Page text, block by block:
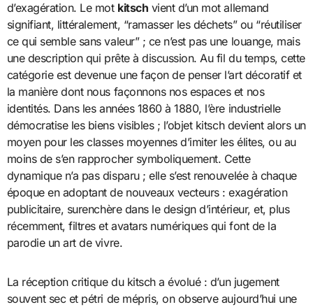
d’exagération. Le mot kitsch vient d’un mot allemand
signifiant, littéralement, “ramasser les déchets” ou “réutiliser
ce qui semble sans valeur” ; ce n’est pas une louange, mais
une description qui prête à discussion. Au fil du temps, cette
catégorie est devenue une façon de penser l’art décoratif et
la manière dont nous façonnons nos espaces et nos
identités. Dans les années 1860 à 1880, l’ère industrielle
démocratise les biens visibles ; l’objet kitsch devient alors un
moyen pour les classes moyennes d’imiter les élites, ou au
moins de s’en rapprocher symboliquement. Cette
dynamique n’a pas disparu ; elle s’est renouvelée à chaque
époque en adoptant de nouveaux vecteurs : exagération
publicitaire, surenchère dans le design d’intérieur, et, plus
récemment, filtres et avatars numériques qui font de la
parodie un art de vivre.
La réception critique du kitsch a évolué : d’un jugement
souvent sec et pétri de mépris, on observe aujourd’hui une